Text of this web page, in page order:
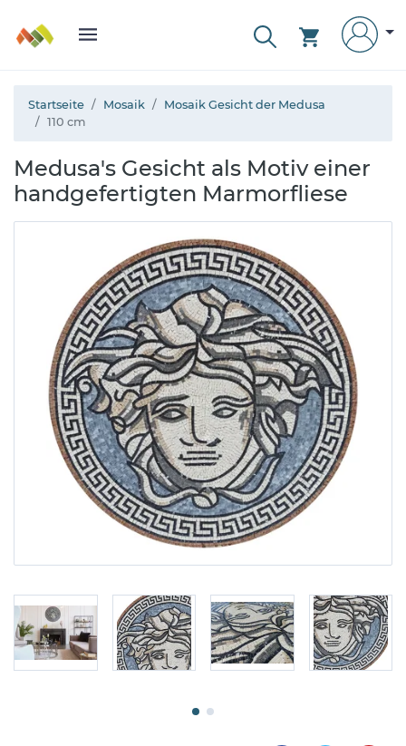
Startseite Mosaik
Mosaik Gesicht der Medusa
110 cm
Medusa's Gesicht als Motiv einer
handgefertigten Marmorfliese